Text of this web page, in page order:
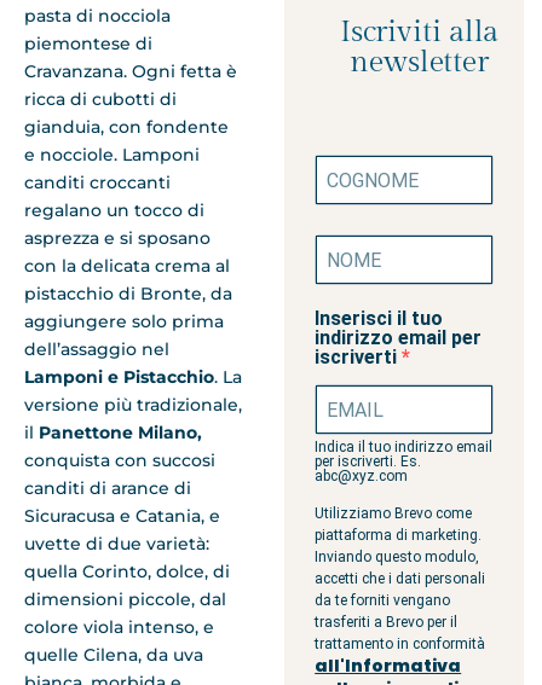
pasta di nocciola
piemontese di
Cravanzana. Ogni fetta è
ricca di cubotti di
gianduia, con fondente
e nocciole. Lamponi
canditi croccanti
regalano un tocco di
asprezza e si sposano
con la delicata crema al
pistacchio di Bronte, da
aggiungere solo prima
dell’assaggio nel
Lamponi e Pistacchio. La
versione più tradizionale,
il Panettone Milano,
conquista con succosi
canditi di arance di
Sicuracusa e Catania, e
uvette di due varietà:
quella Corinto, dolce, di
dimensioni piccole, dal
colore viola intenso, e
quelle Cilena, da uva
Iscriviti alla
newsletter
Inserisci il tuo
indirizzo email per
iscriverti
Indica il tuo indirizzo email
per iscriverti. Es.
abc@xyz.com
Utilizziamo Brevo come
piattaforma di marketing.
Inviando questo modulo,
accetti che i dati personali
da te forniti vengano
trasferiti a Brevo per il
trattamento in conformità
all'Informativa